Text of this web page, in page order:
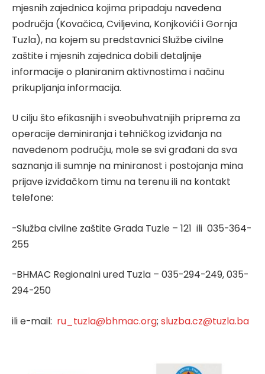
mjesnih zajednica kojima pripadaju navedena
područja (Kovačica, Cviljevina, Konjkovići i Gornja
Tuzla), na kojem su predstavnici Službe civilne
zaštite i mjesnih zajednica dobili detaljnije
informacije o planiranim aktivnostima i načinu
prikupljanja informacija.
U cilju što efikasnijih i sveobuhvatnijih priprema za
operacije deminiranja i tehničkog izviđanja na
navedenom području, mole se svi građani da sva
saznanja ili sumnje na miniranost i postojanja mina
prijave izviđačkom timu na terenu ili na kontakt
telefone:
-Služba civilne zaštite Grada Tuzle – 121 ili 035-364-
255
-BHMAC Regionalni ured Tuzla – 035-294-249, 035-
294-250
ili e-mail: ru_tuzla@bhmac.org; sluzba.cz@tuzla.ba